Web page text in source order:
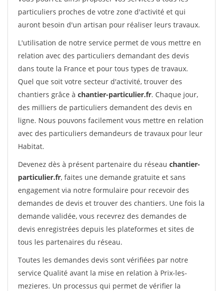
particuliers proches de votre zone d'activité et qui
auront besoin d'un artisan pour réaliser leurs travaux.
L'utilisation de notre service permet de vous mettre en
relation avec des particuliers demandant des devis
dans toute la France et pour tous types de travaux.
Quel que soit votre secteur d'activité, trouver des
chantiers grâce à chantier-particulier.fr. Chaque jour,
des milliers de particuliers demandent des devis en
ligne. Nous pouvons facilement vous mettre en relation
avec des particuliers demandeurs de travaux pour leur
Habitat.
Devenez dès à présent partenaire du réseau chantier-
particulier.fr, faites une demande gratuite et sans
engagement via notre formulaire pour recevoir des
demandes de devis et trouver des chantiers. Une fois la
demande validée, vous recevrez des demandes de
devis enregistrées depuis les plateformes et sites de
tous les partenaires du réseau.
Toutes les demandes devis sont vérifiées par notre
service Qualité avant la mise en relation à Prix-les-
mezieres. Un processus qui permet de vérifier la